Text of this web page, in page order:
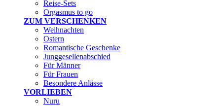
Reise-Sets
Orgasmus to go
ZUM VERSCHENKEN
Weihnachten
Ostern
Romantische Geschenke
Junggesellenabschied
Für Männer
Für Frauen
Besondere Anlässe
VORLIEBEN
Nuru